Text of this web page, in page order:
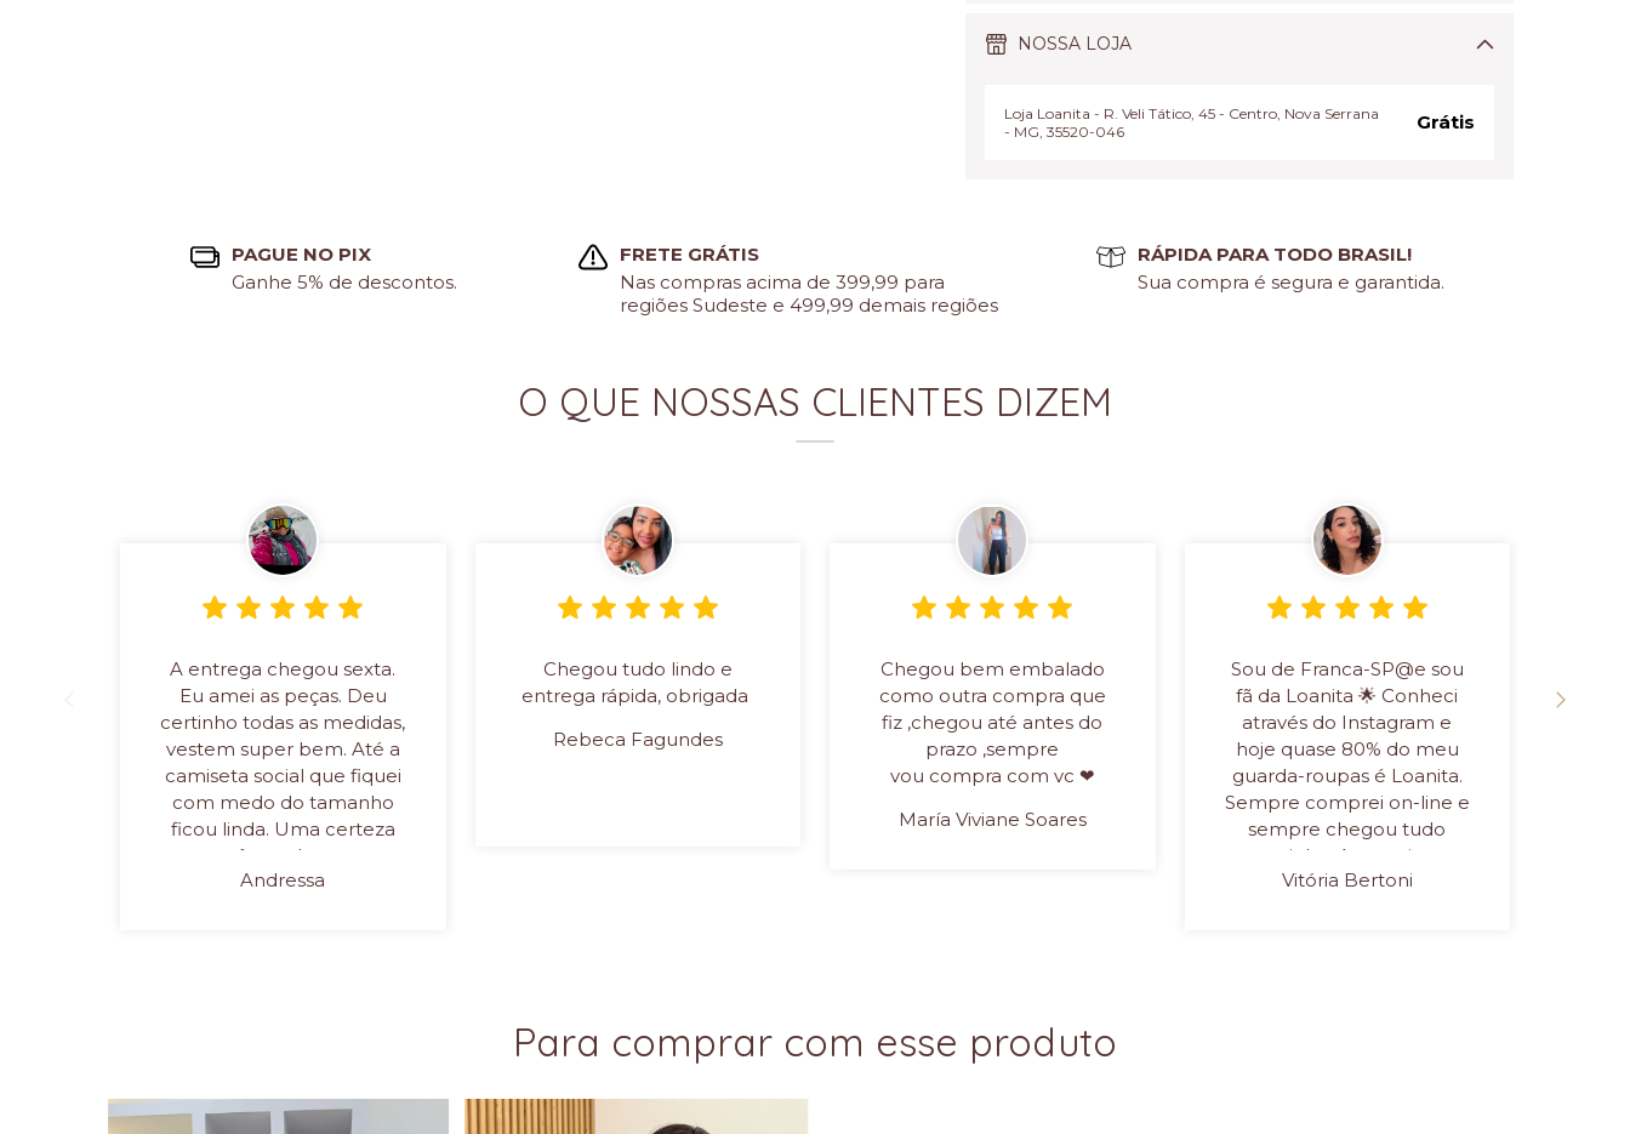
NOSSA LOJA
Loja Loanita - R. Veli Tático, 45 - Centro, Nova Serrana
- MG, 35520-046
Grátis
PAGUE NO PIX
Ganhe 5% de descontos.
FRETE GRÁTIS
Nas compras acima de 399,99 para
regiões Sudeste e 499,99 demais regiões
RÁPIDA PARA TODO BRASIL!
Sua compra é segura e garantida.
O QUE NOSSAS CLIENTES DIZEM
A entrega chegou sexta.
Eu amei as peças. Deu
certinho todas as medidas,
vestem super bem. Até a
camiseta social que fiquei
com medo do tamanho
ficou linda. Uma certeza
que vocês ganharam uma
nova cliente. Próximo mês
Andressa
Chegou tudo lindo e
entrega rápida, obrigada
Rebeca Fagundes
Chegou bem embalado
como outra compra que
fiz ,chegou até antes do
prazo ,sempre
vou compra com vc ❤
María Viviane Soares
Sou de Franca-SP@e sou
fã da Loanita 🌟 Conheci
através do Instagram e
hoje quase 80% do meu
guarda-roupas é Loanita.
Sempre comprei on-line e
sempre chegou tudo
certinho. As meninas
vendedoras são
Vitória Bertoni
Para comprar com esse produto